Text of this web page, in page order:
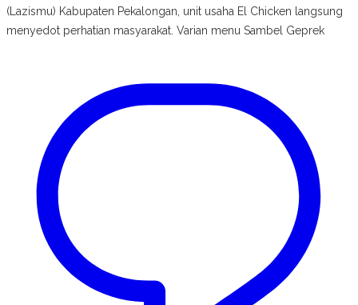
(Lazismu) Kabupaten Pekalongan, unit usaha El Chicken langsung
menyedot perhatian masyarakat. Varian menu Sambel Geprek